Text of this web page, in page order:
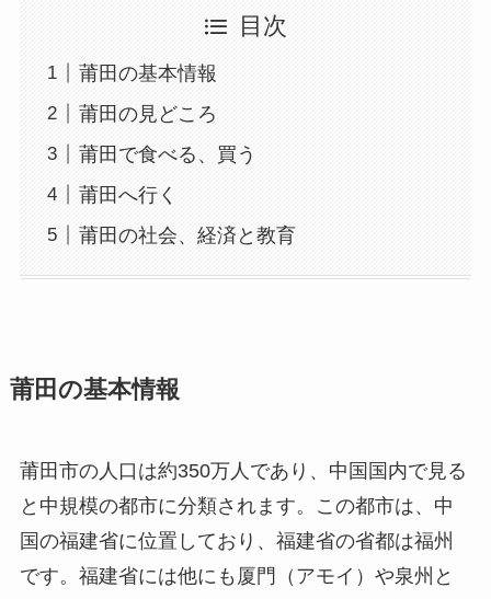
目次
莆田の基本情報
莆田の見どころ
莆田で食べる、買う
莆田へ行く
莆田の社会、経済と教育
莆田の基本情報
莆田市の人口は約350万人であり、中国国内で見る
と中規模の都市に分類されます。この都市は、中
国の福建省に位置しており、福建省の省都は福州
です。福建省には他にも厦門（アモイ）や泉州と